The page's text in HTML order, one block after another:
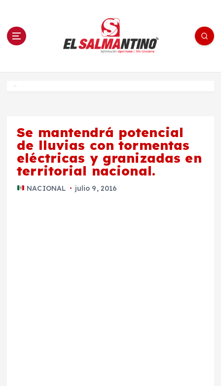
n El Salmantino - medios/noticias/editorial
Se mantendrá potencial
de lluvias con tormentas
eléctricas y granizadas en
territorial nacional.
NACIONAL julio 9, 2016